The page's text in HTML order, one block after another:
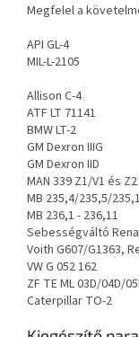
Megfelel a
API GL-4
MIL-L-2105
Allison C-4
ATF LT 71141
BMW LT-2
GM Dexron IIIG
GM Dexron IID
MAN 339 Z1/V1 és
MB 235,4/235,5/
MB 236,1 - 236,11
Sebességváltó
Voith G607/G1363,
VW G 052 162
ZF TE ML 03D/04D/
Caterpillar TO-2